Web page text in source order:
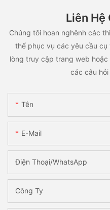
Liên Hệ
Chúng tôi hoan nghênh các
thể phục vụ các yêu cầu
lòng truy cập trang web
các câu
Tên
E-Mail
Điện Thoại/WhatsApp
Công Ty